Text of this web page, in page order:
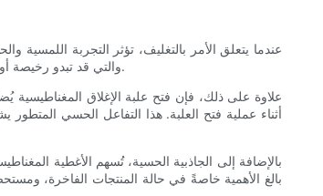
عندما يتعلق الأمر بالتغليف، تؤثر التجربة اللمسية
والتي قد تبدو رخيصة أو رديئة الجودة، توفر المغناطيسات مقاومة سلسة ومتسقة عند فتح العلبة وإغلاقها. هذا الشعور الدقيق بالدقة والموثوقية يُثير مشاعر الجودة والفخامة في ذهن المستهلك.
علاوة على ذلك، فإن فتح علبة الإغلاق
أثناء عملية فتح العلبة. هذا التفاعل الحسي
بالإضافة إلى الجاذبية الحسية، تُسهم الأغطية
بالغ الأهمية خاصةً في حالة المنتجات الفاخرة،